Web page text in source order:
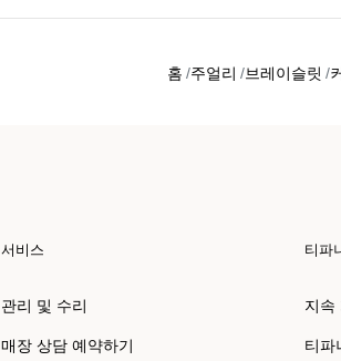
홈 주얼리 브레이슬릿
서비스
관리 및 수리
매장 상담 예약하기
티파
지속
티파